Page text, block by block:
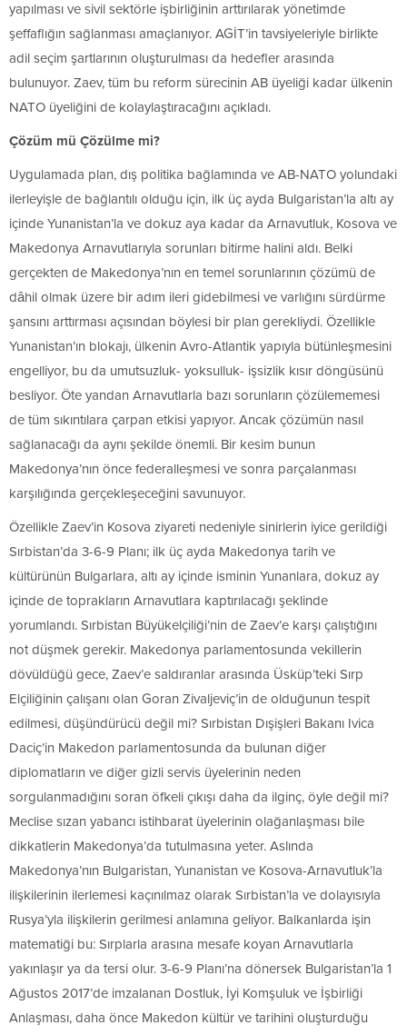
yapılması ve sivil sektörle işbirliğinin arttırılarak yönetimde
şeffaflığın sağlanması amaçlanıyor. AGİT’in tavsiyeleriyle birlikte
adil seçim şartlarının oluşturulması da hedefler arasında
bulunuyor. Zaev, tüm bu reform sürecinin AB üyeliği kadar ülkenin
NATO üyeliğini de kolaylaştıracağını açıkladı.
Çözüm mü Çözülme mi?
Uygulamada plan, dış politika bağlamında ve AB-NATO yolundaki
ilerleyişle de bağlantılı olduğu için, ilk üç ayda Bulgaristan’la altı ay
içinde Yunanistan’la ve dokuz aya kadar da Arnavutluk, Kosova ve
Makedonya Arnavutlarıyla sorunları bitirme halini aldı. Belki
gerçekten de Makedonya’nın en temel sorunlarının çözümü de
dâhil olmak üzere bir adım ileri gidebilmesi ve varlığını sürdürme
şansını arttırması açısından böylesi bir plan gerekliydi. Özellikle
Yunanistan’ın blokajı, ülkenin Avro-Atlantik yapıyla bütünleşmesini
engelliyor, bu da umutsuzluk- yoksulluk- işsizlik kısır döngüsünü
besliyor. Öte yandan Arnavutlarla bazı sorunların çözülememesi
de tüm sıkıntılara çarpan etkisi yapıyor. Ancak çözümün nasıl
sağlanacağı da aynı şekilde önemli. Bir kesim bunun
Makedonya’nın önce federalleşmesi ve sonra parçalanması
karşılığında gerçekleşeceğini savunuyor.
Özellikle Zaev’in Kosova ziyareti nedeniyle sinirlerin iyice gerildiği
Sırbistan’da 3-6-9 Planı; ilk üç ayda Makedonya tarih ve
kültürünün Bulgarlara, altı ay içinde isminin Yunanlara, dokuz ay
içinde de toprakların Arnavutlara kaptırılacağı şeklinde
yorumlandı. Sırbistan Büyükelçiliği’nin de Zaev’e karşı çalıştığını
not düşmek gerekir. Makedonya parlamentosunda vekillerin
dövüldüğü gece, Zaev’e saldıranlar arasında Üsküp’teki Sırp
Elçiliğinin çalışanı olan Goran Zivaljeviç’in de olduğunun tespit
edilmesi, düşündürücü değil mi? Sırbistan Dışişleri Bakanı Ivica
Daciç’in Makedon parlamentosunda da bulunan diğer
diplomatların ve diğer gizli servis üyelerinin neden
sorgulanmadığını soran öfkeli çıkışı daha da ilginç, öyle değil mi?
Meclise sızan yabancı istihbarat üyelerinin olağanlaşması bile
dikkatlerin Makedonya’da tutulmasına yeter. Aslında
Makedonya’nın Bulgaristan, Yunanistan ve Kosova-Arnavutluk’la
ilişkilerinin ilerlemesi kaçınılmaz olarak Sırbistan’la ve dolayısıyla
Rusya’yla ilişkilerin gerilmesi anlamına geliyor. Balkanlarda işin
matematiği bu: Sırplarla arasına mesafe koyan Arnavutlarla
yakınlaşır ya da tersi olur. 3-6-9 Planı’na dönersek Bulgaristan’la 1
Ağustos 2017’de imzalanan Dostluk, İyi Komşuluk ve İşbirliği
Anlaşması, daha önce Makedon kültür ve tarihini oluşturduğu